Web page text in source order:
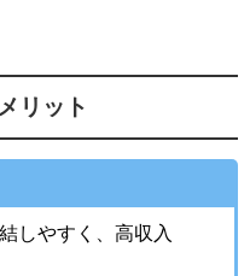
リット
しやすく、高収入